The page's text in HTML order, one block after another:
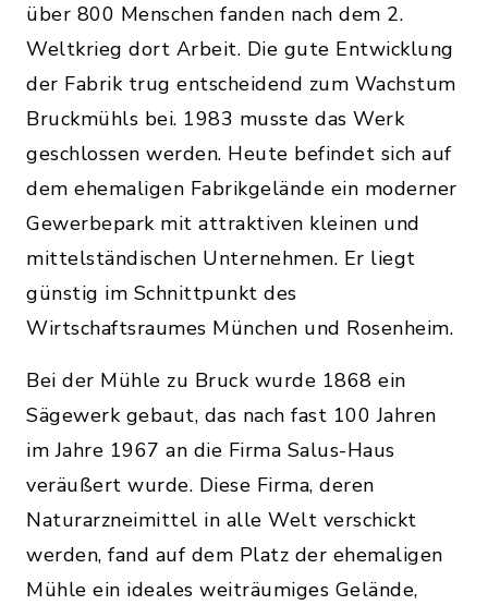
über 800 Menschen fanden nach dem 2.
Weltkrieg dort Arbeit. Die gute Entwicklung
der Fabrik trug entscheidend zum Wachstum
Bruckmühls bei. 1983 musste das Werk
geschlossen werden. Heute befindet sich auf
dem ehemaligen Fabrikgelände ein moderner
Gewerbepark mit attraktiven kleinen und
mittelständischen Unternehmen. Er liegt
günstig im Schnittpunkt des
Wirtschaftsraumes München und Rosenheim.
Bei der Mühle zu Bruck wurde 1868 ein
Sägewerk gebaut, das nach fast 100 Jahren
im Jahre 1967 an die Firma Salus-Haus
veräußert wurde. Diese Firma, deren
Naturarzneimittel in alle Welt verschickt
werden, fand auf dem Platz der ehemaligen
Mühle ein ideales weiträumiges Gelände,